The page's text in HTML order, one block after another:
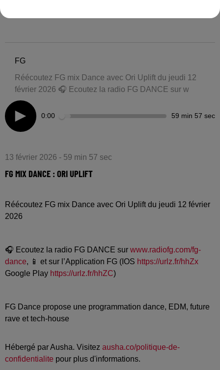
FG
Réécoutez FG mix Dance avec Ori Uplift du jeudi 12
février 2026 🎧 Ecoutez la radio FG DANCE sur w
0:00 59 min 57 sec
13 février 2026 - 59 min 57 sec
FG MIX DANCE : ORI UPLIFT
Réécoutez FG mix Dance avec Ori Uplift du jeudi 12 février
2026
🎧 Ecoutez la radio FG DANCE sur www.radiofg.com/fg-
dance, 📱 et sur l’Application FG (IOS https://urlz.fr/hhZx
Google Play https://urlz.fr/hhZC)
FG Dance propose une programmation dance, EDM, future
rave et tech-house
Hébergé par Ausha. Visitez ausha.co/politique-de-
confidentialite pour plus d'informations.